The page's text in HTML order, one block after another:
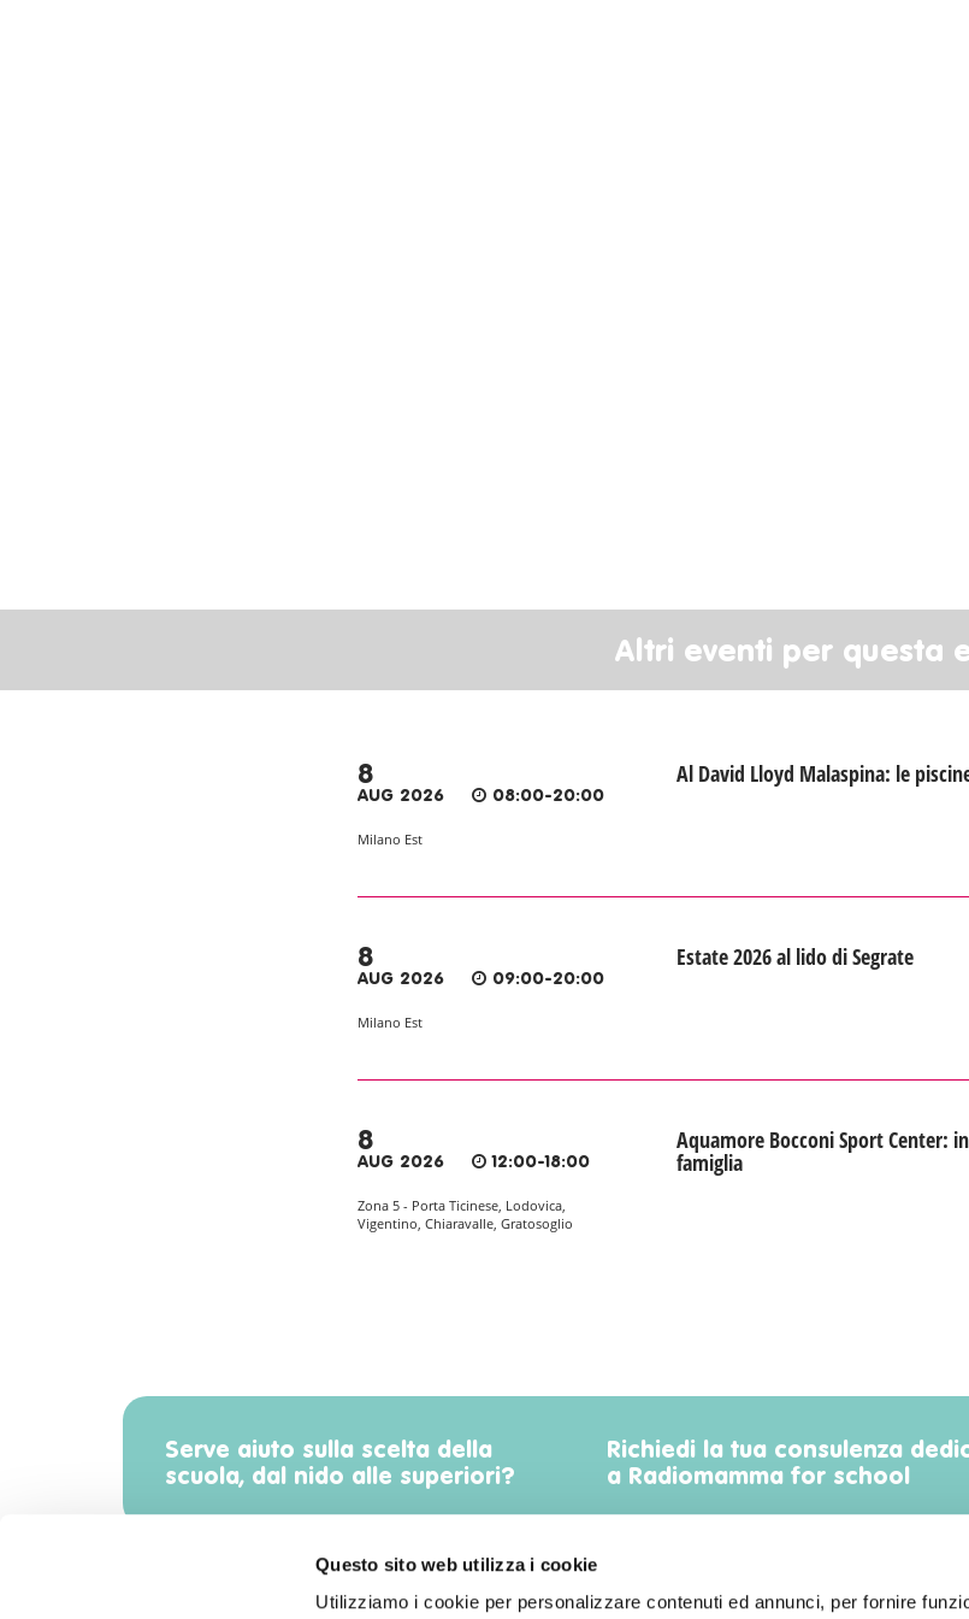
Questo sito web utilizza i cookie
Utilizziamo i cookie per personalizzare contenuti ed annunci, per fornire
Altri eventi per questa
8
AUG 2026 08:00-20:00
Milano Est
Al David Lloyd Malaspina: le
8
AUG 2026 09:00-20:00
Milano Est
Estate 2026 al lido di Segrate
8
AUG 2026 12:00-18:00
Zona 5 - Porta Ticinese, Lodovica,
Vigentino, Chiaravalle, Gratosoglio
Aquamore Bocconi Sport Center:
famiglia
Serve aiuto sulla scelta della
scuola, dal nido alle superiori?
Richiedi la tua consulenza
a Radiomamma for school